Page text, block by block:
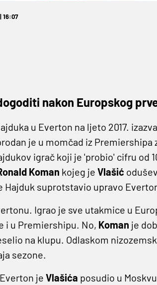
16:07
nakon Europskog
u Everton na ljeto 2017.
je u momčad iz Premiershipa
igrač koji je 'probio' cifru od
Koman kojeg je Vlašić
Hajduk suprotstavio upravo
Igrao je sve utakmice u
i u Premiershipu. No, Koman je
na klupu. Odlaskom
sezone.
je Vlašića posudio u